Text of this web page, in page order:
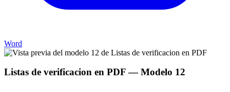
Word
Listas de verificacion en PDF— Modelo 12